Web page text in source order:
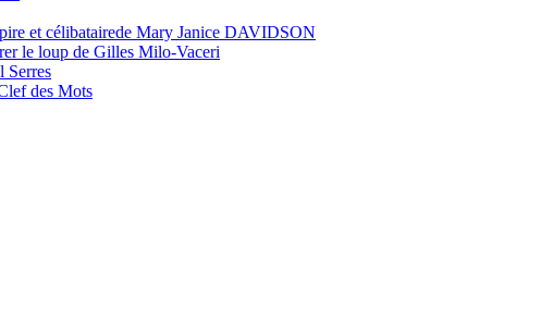
et célibatairede Mary Janice DAVIDSON
le loup de Gilles Milo-Vaceri
Serres
des Mots